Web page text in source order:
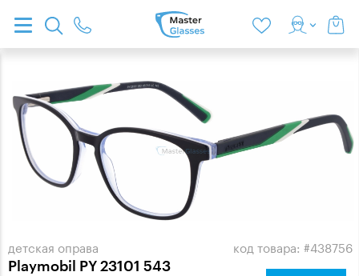
детская оправа
Playmobil PY 23101 543
код товара: #438756